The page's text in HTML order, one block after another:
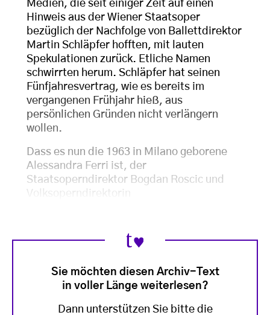
Medien, die seit einiger Zeit auf einen
Hinweis aus der Wiener Staatsoper
bezüglich der Nachfolge von Ballettdirektor
Martin Schläpfer hofften, mit lauten
Spekulationen zurück. Etliche Namen
schwirrten herum. Schläpfer hat seinen
Fünfjahresvertrag, wie es bereits im
vergangenen Frühjahr hieß, aus
persönlichen Gründen nicht verlängern
wollen.
Dass es nun die 1963 in Milano geborene
Alessandra Ferri ist, der
Staatsoperndirektor Bogdan Roscic und
Volksoperndirektorin
Sie möchten diesen Archiv-Text
in voller Länge weiterlesen?
Dann unterstützen Sie bitte die